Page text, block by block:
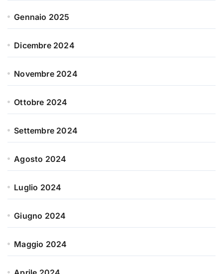
Gennaio 2025
Dicembre 2024
Novembre 2024
Ottobre 2024
Settembre 2024
Agosto 2024
Luglio 2024
Giugno 2024
Maggio 2024